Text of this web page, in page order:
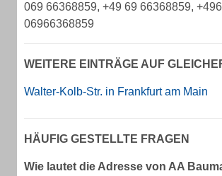
069 66368859, +49 69 66368859,
06966368859
WEITERE EINTRÄGE AUF
Walter-Kolb-Str. in Frankfurt am Main
HÄUFIG GESTELLTE FRAGEN
Wie lautet die Adresse von AA